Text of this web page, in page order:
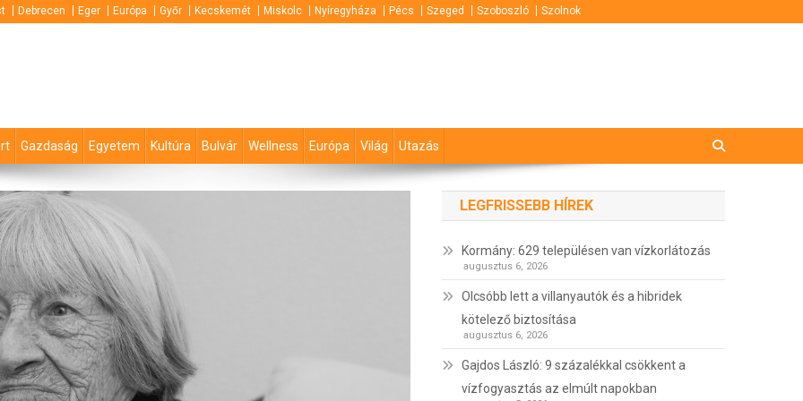
Debrecen Eger Európa Győr Kecskemét Miskolc Nyíregyháza Pécs Szeged Szoboszló Szolnok
Gazdaság Egyetem Kultúra Bulvár Wellness Európa Világ Utazás
LEGFRISSEBB HÍREK
Kormány: 629 településen van vízkorlátozás
augusztus 6, 2026
Olcsóbb lett a villanyautók és a hibridek
kötelező biztosítása
augusztus 6, 2026
Gajdos László: 9 százalékkal csökkent a
vízfogyasztás az elmúlt napokban